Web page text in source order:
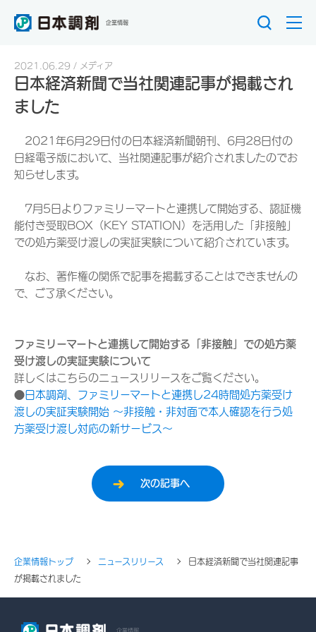
企業情報
2021.06.29 メディア
日本経済新聞で当社関連記事が掲載され
ました
2021年6月29日付の日本経済新聞朝刊、6月28日付の
日経電子版において、当社関連記事が紹介されましたのでお
知らせします。
7月5日よりファミリーマートと連携して開始する、認証機
能付き受取BOX（KEY STATION）を活用した「非接触」
での処方薬受け渡しの実証実験について紹介されています。
なお、著作権の関係で記事を掲載することはできませんの
で、ご了承ください。
ファミリーマートと連携して開始する「非接触」での処方薬
受け渡しの実証実験について
詳しくはこちらのニュースリリースをご覧ください。
●日本調剤、ファミリーマートと連携し24時間処方薬受け
渡しの実証実験開始 ～非接触・非対面で本人確認を行う処
方薬受け渡し対応の新サービス～
次の記事へ
企業情報トップ ニュースリリース
日本経済新聞で当社関連記事
が掲載されました
企業情報